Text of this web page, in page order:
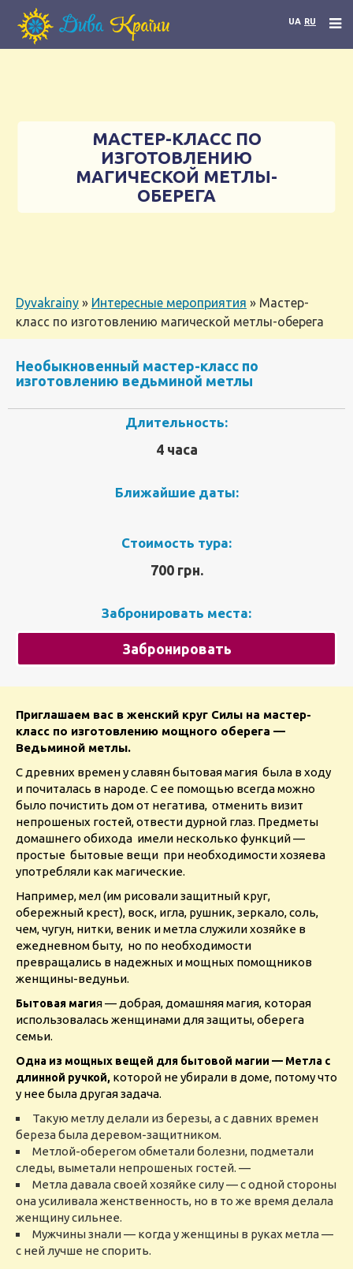
UA RU
МАСТЕР-КЛАСС ПО
ИЗГОТОВЛЕНИЮ
МАГИЧЕСКОЙ МЕТЛЫ-
ОБЕРЕГА
Dyvakrainy » Интересные мероприятия » Мастер-
класс по изготовлению магической метлы-оберега
Необыкновенный мастер-класс по
изготовлению ведьминой метлы
Длительность:
4 часа
Ближайшие даты:
Стоимость тура:
700 грн.
Забронировать места:
Забронировать
Приглашаем вас в женский круг Силы на мастер-
класс по изготовлению мощного оберега —
Ведьминой метлы.
С древних времен у славян бытовая магия была в ходу
и почиталась в народе. С ее помощью всегда можно
было почистить дом от негатива, отменить визит
непрошеных гостей, отвести дурной глаз. Предметы
домашнего обихода имели несколько функций —
простые бытовые вещи при необходимости хозяева
употребляли как магические.
Например, мел (им рисовали защитный круг,
обережный крест), воск, игла, рушник, зеркало, соль,
чем, чугун, нитки, веник и метла служили хозяйке в
ежедневном быту, но по необходимости
превращались в надежных и мощных помощников
женщины-ведуньи.
Бытовая магия — добрая, домашняя магия, которая
использовалась женщинами для защиты, оберега
семьи.
Одна из мощных вещей для бытовой магии — Метла с
длинной ручкой, которой не убирали в доме, потому что
у нее была другая задача.
Такую метлу делали из березы, а с давних времен
береза ​​была деревом-защитником.
Метлой-оберегом обметали болезни, подметали
следы, выметали непрошеных гостей. —
Метла давала своей хозяйке силу — с одной стороны
она усиливала женственность, но в то же время делала
женщину сильнее.
Мужчины знали — когда у женщины в руках метла —
с ней лучше не спорить.